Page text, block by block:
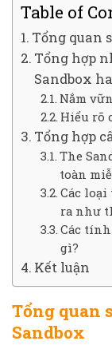
Table of
Tổng quan
Tổng hợp
Sandbox
Nắm
Hiểu rõ
Tổng hợp
The
toàn
Các loại
ra như
Các
gì?
Kết luận
Tổng quan
Sandbox